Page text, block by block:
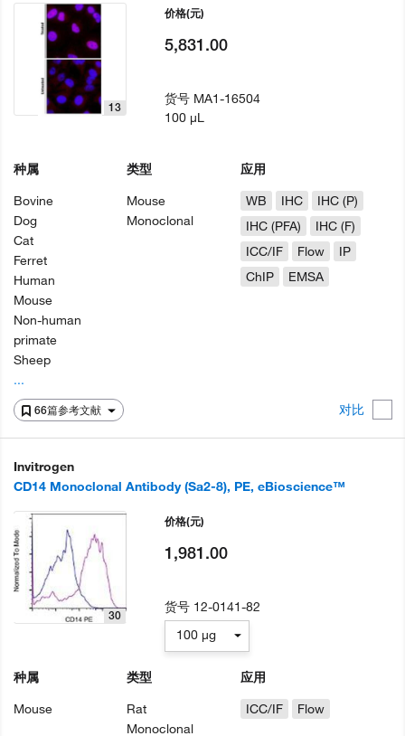
66篇参考文献 对比
13
种属
Bovine
Dog
Cat
Ferret
Human
Mouse
Non-human
primate
Sheep
...
类型
Mouse
Monoclonal
应用
WB
IHC
IHC (P)
IHC (PFA)
IHC (F)
ICC/IF
Flow
IP
ChIP
EMSA
价格(元)
5,831.00
货号 MA1-16504
100 µL
Invitrogen
CD14 Monoclonal Antibody (Sa2-8), PE, eBioscience™
30
种属
Mouse
类型
Rat
Monoclonal
应用
ICC/IF
Flow
价格(元)
1,981.00
货号 12-0141-82
100 µg